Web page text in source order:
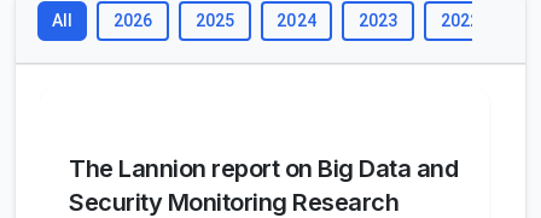
All 2026 2025 2024 2023 2022
The Lannion report on Big Data and
Security Monitoring Research